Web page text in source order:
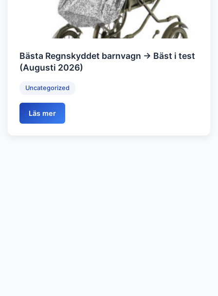
Bästa Regnskyddet barnvagn → Bäst i test
(Augusti 2026)
Uncategorized
Läs mer